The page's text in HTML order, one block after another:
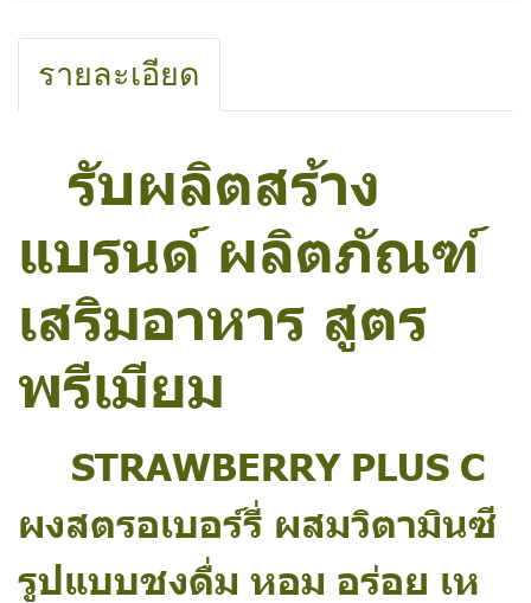
รายละเอียด
รับผลิตสร้าง
แบรนด์ ผลิตภัณฑ์
เสริมอาหาร สูตร
พรีเมียม
STRAWBERRY PLUS C
ผงสตรอเบอร์รี่ ผสมวิตามินซี
รูปแบบชงดื่ม หอม อร่อย เห